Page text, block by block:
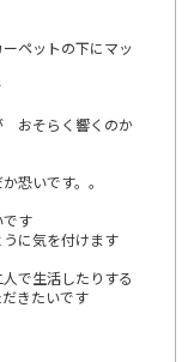
ペットの下にマッ
おそらく響くのか
恐いです。。
です
に気を付けます
で生活したりする
きたいです